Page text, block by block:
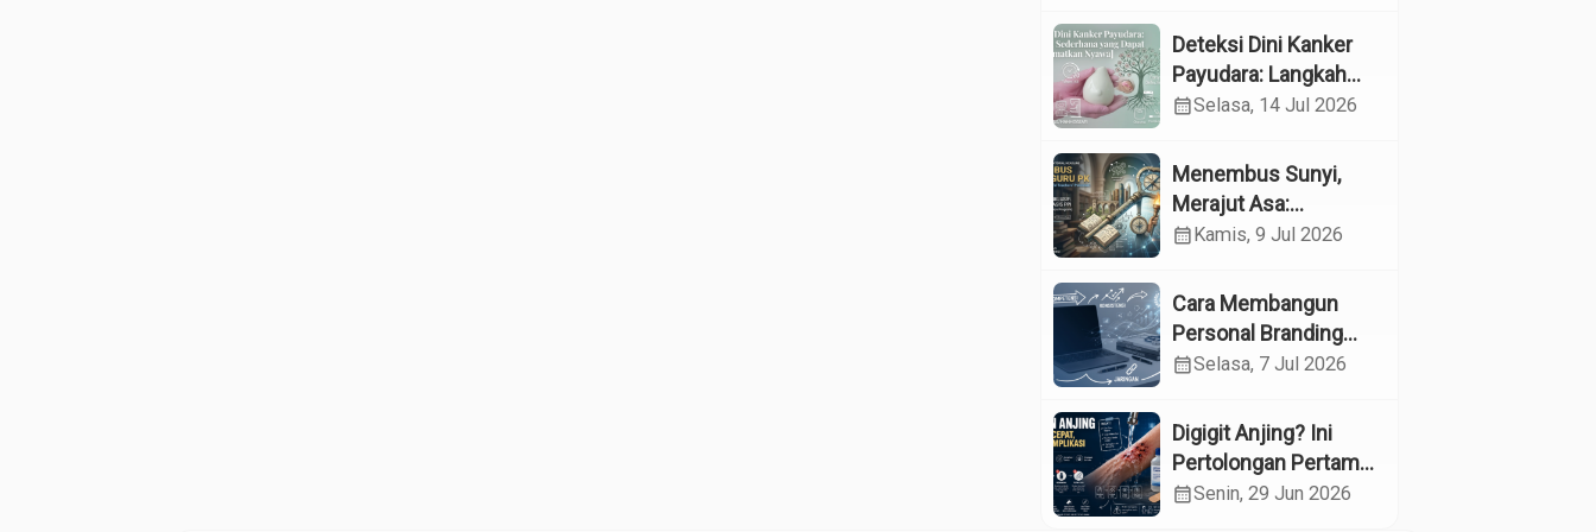
Reproduksi pada
Lansia melalui
Edukasi dan
Konseling di UPTD
Lanjut Usia Binjai
Deteksi Dini Kanker
Payudara: Langkah
Sederhana yang
Nyawa
calendar_monthSelasa, 14 Jul 2026
Menembus Sunyi,
Merajut Asa:
Menyelami Jantung
Pendidikan Khusus
calendar_monthKamis, 9 Jul 2026
Cara Membangun
Personal Branding
sebagai Dokter di Era
calendar_monthSelasa, 7 Jul 2026
Digigit Anjing? Ini
Pertolongan Pertama
yang Tepat dan Kapan
calendar_monthSenin, 29 Jun 2026